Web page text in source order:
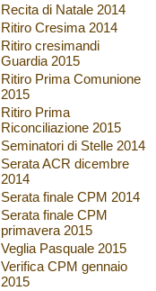
Recita di Natale 2014
Ritiro Cresima 2014
Ritiro cresimandi
Guardia 2015
Ritiro Prima Comunione
2015
Ritiro Prima
Riconciliazione 2015
Seminatori di Stelle 2014
Serata ACR dicembre
2014
Serata finale CPM 2014
Serata finale CPM
primavera 2015
Veglia Pasquale 2015
Verifica CPM gennaio
2015